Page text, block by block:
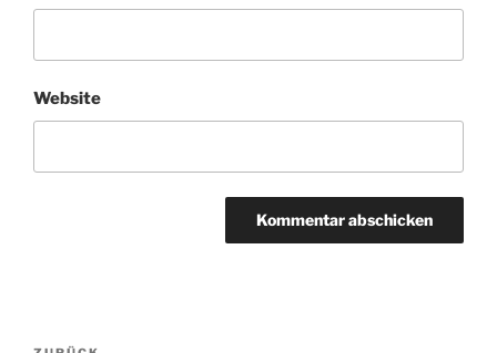
Website
Beitragsnavigation